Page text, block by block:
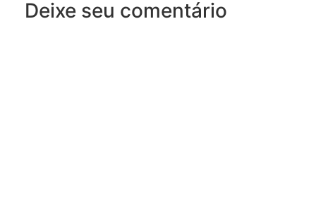
Deixe seu comentário